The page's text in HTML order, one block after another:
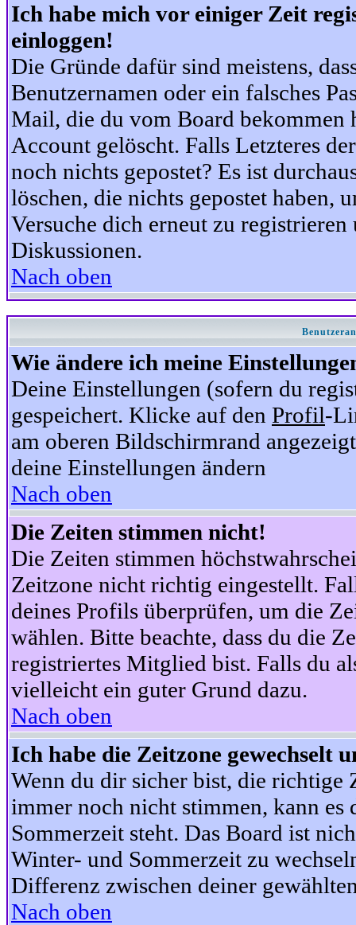
Ich habe mich vor einiger Zeit
einloggen!
Die Gründe dafür sind meistens,
Benutzernamen oder ein falsches
Mail, die du vom Board bekommen
Account gelöscht. Falls Letzteres
noch nichts gepostet? Es ist
löschen, die nichts gepostet haben,
Versuche dich erneut zu
Diskussionen.
Nach oben
Wie ändere ich meine
Deine Einstellungen (sofern du
gespeichert. Klicke auf den Profil-
am oberen Bildschirmrand
deine Einstellungen ändern
Nach oben
Die Zeiten stimmen nicht!
Die Zeiten stimmen
Zeitzone nicht richtig eingestellt.
deines Profils überprüfen, um die
wählen. Bitte beachte, dass du die
registriertes Mitglied bist. Falls du
vielleicht ein guter Grund dazu.
Nach oben
Ich habe die Zeitzone gewechselt
Wenn du dir sicher bist, die richtige
immer noch nicht stimmen, kann es
Sommerzeit steht. Das Board ist
Winter- und Sommerzeit zu
Differenz zwischen deiner
Nach oben